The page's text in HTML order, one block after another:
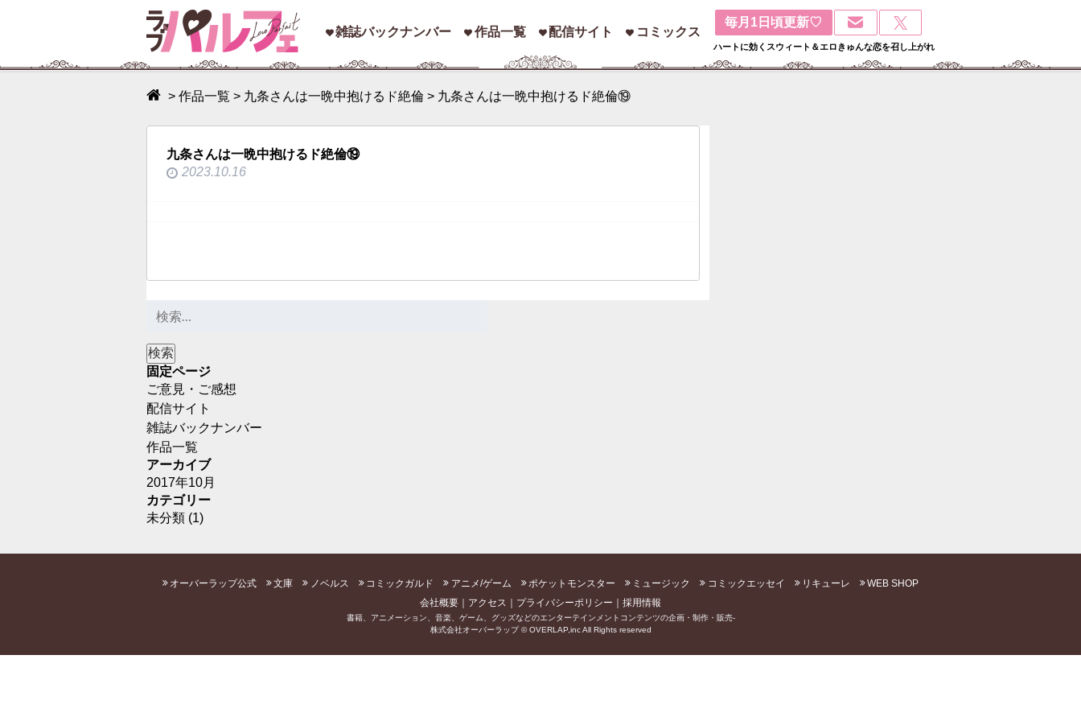
雑誌バックナンバー 作品一覧 配信サイト コミックス
毎月1日頃更新♡
ハートに効くスウィート＆エロきゅんな恋を召し上がれ
> 作品一覧 > 九条さんは一晩中抱けるド絶倫 > 九条さんは一晩中抱けるド絶倫⑲
九条さんは一晩中抱けるド絶倫⑲
2023.10.16
固定ページ
ご意見・ご感想
配信サイト
雑誌バックナンバー
作品一覧
アーカイブ
2017年10月
カテゴリー
未分類 (1)
オーバーラップ公式 文庫 ノベルス コミックガルド アニメ/ゲーム ポケットモンスター ミュージック コミックエッセイ リキューレ
WEB SHOP
会社概要
アクセス プライバシーポリシー 採用情報
書籍、アニメーション、音楽、ゲーム、グッズなどのエンターテインメントコンテンツの企画・制作・販売-
株式会社オーバーラップ © OVERLAP,inc All Rights reserved